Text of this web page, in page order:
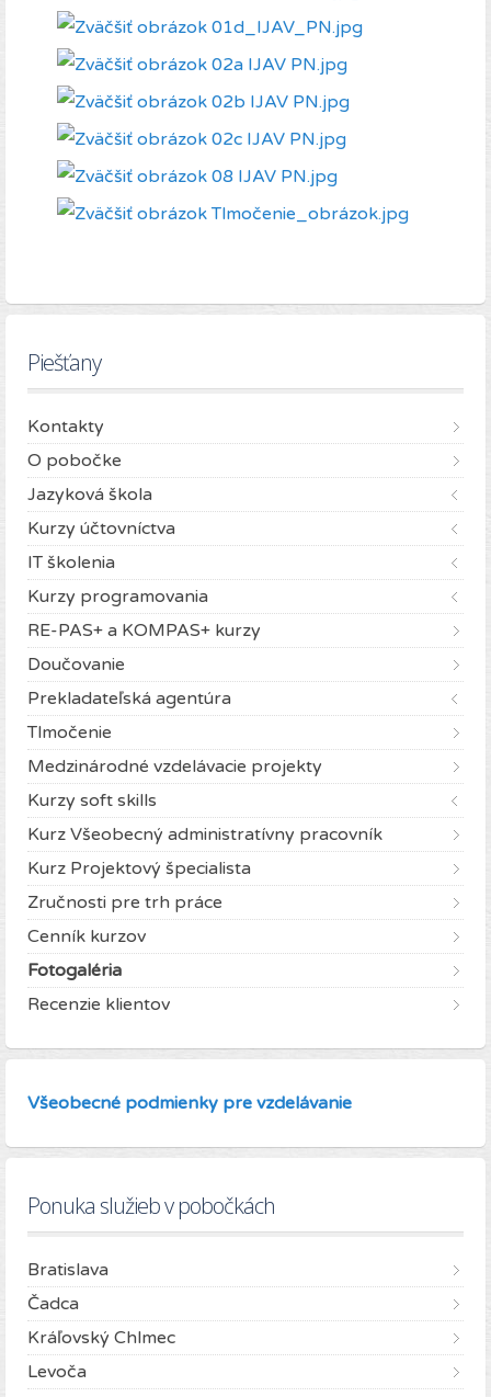
Piešťany
Kontakty
O pobočke
Jazyková škola
Kurzy účtovníctva
IT školenia
Kurzy programovania
RE-PAS+ a KOMPAS+ kurzy
Doučovanie
Prekladateľská agentúra
Tlmočenie
Medzinárodné vzdelávacie projekty
Kurzy soft skills
Kurz Všeobecný administratívny pracovník
Kurz Projektový špecialista
Zručnosti pre trh práce
Cenník kurzov
Fotogaléria
Recenzie klientov
Všeobecné podmienky pre vzdelávanie
Ponuka služieb v pobočkách
Bratislava
Čadca
Kráľovský Chlmec
Levoča